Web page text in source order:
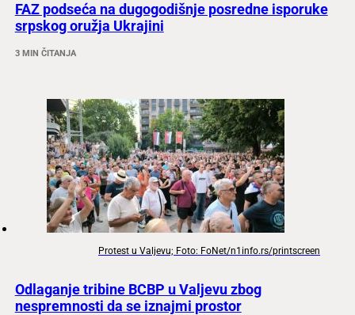
FAZ podseća na dugogodišnje posredne isporuke
srpskog oružja Ukrajini
3 MIN ČITANJA
Protest u Valjevu; Foto: FoNet/n1info.rs/printscreen
Odlaganje tribine BCBP u Valjevu zbog
nespremnosti da se iznajmi prostor